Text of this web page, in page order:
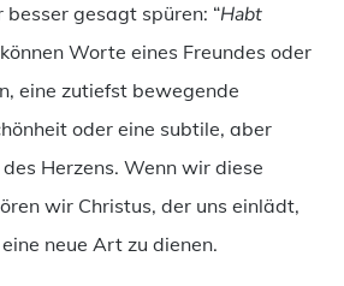
gesagt spüren: “Habt
Worte eines Freundes oder
eine zutiefst bewegende
oder eine subtile, aber
Herzens. Wenn wir diese
wir Christus, der uns einlädt,
neue Art zu dienen.